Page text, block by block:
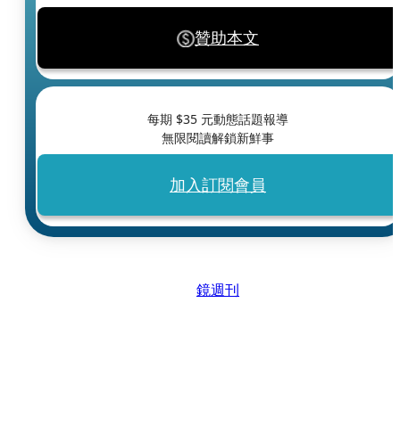
贊助本文
每期 $35 元動態話題報導
無限閱讀解鎖新鮮事
加入訂閱會員
鏡週刊